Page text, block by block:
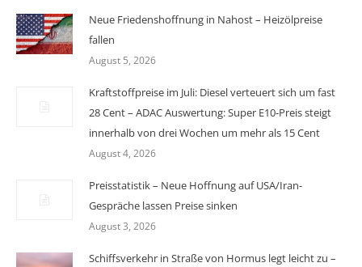
Neue Friedenshoffnung in Nahost – Heizölpreise
fallen
August 5, 2026
Kraftstoffpreise im Juli: Diesel verteuert sich um fast
28 Cent – ADAC Auswertung: Super E10-Preis steigt
innerhalb von drei Wochen um mehr als 15 Cent
August 4, 2026
Preisstatistik – Neue Hoffnung auf USA/Iran-
Gespräche lassen Preise sinken
August 3, 2026
Schiffsverkehr in Straße von Hormus legt leicht zu –